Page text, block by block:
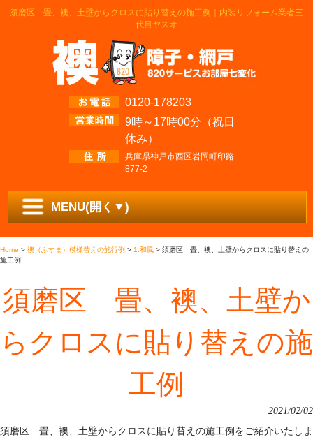
須磨区 畳、襖、土壁からクロスに貼り替えの施工例｜内装リフォーム業者三
代目ヤスオ
0120-178203
9時～17時00分（祝日
休み）
兵庫県神戸市西区岩岡町印路
877-2
MENU(開く▼)
Home > 襖（ふすま）模様替えの施行例 > 1.和風 > 須磨区 畳、襖、土壁からクロスに貼り替えの
施工例
須磨区 畳、襖、土壁か
らクロスに貼り替えの施
工例
2021/02/02
須磨区 畳、襖、土壁からクロスに貼り替えの施工例をご紹介いたしま